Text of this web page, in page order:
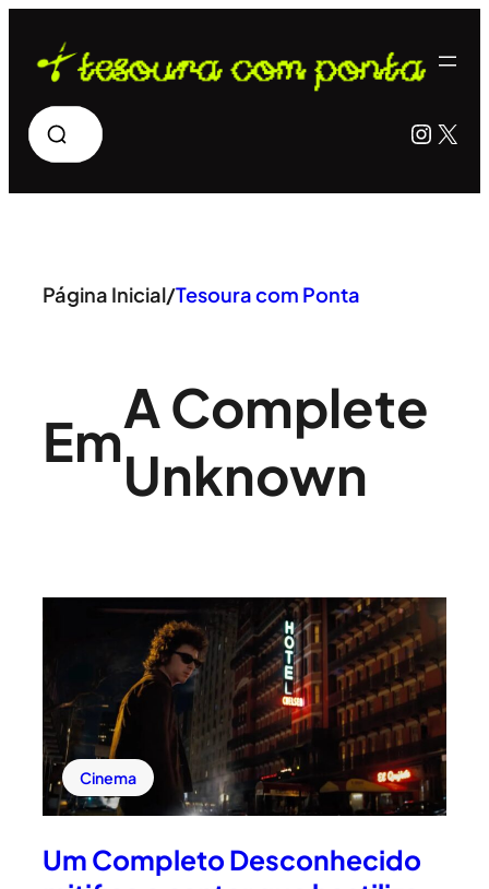
para
conteúdo
Pesquisar X
Página Inicial/Tesoura com Ponta
Em
A Complete
Unknown
Cinema
Um Completo Desconhecido